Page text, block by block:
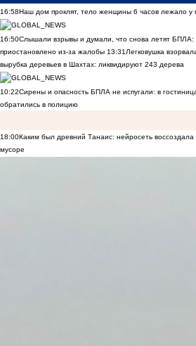
16:58Наш дом проклят, тело женщины 6 часов лежало у
16:50Слышали взрывы и думали, что снова летят БПЛА:
приостановлено из-за жалобы 13:31 Легковушка
вырубка деревьев в Шахтах: ликвидируют 243 дерева
10:22Сирены и опасность БПЛА не испугали: в
обратились в полицию
18:00Каким был древний Танаис: нейросеть
мусоре